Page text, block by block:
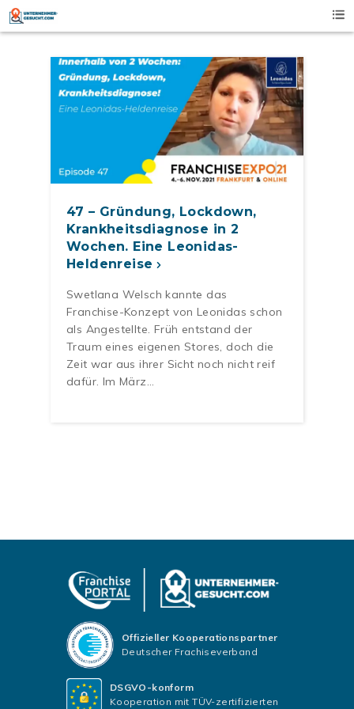
Skip
content
47 – Gründung, Lockdown,
Krankheitsdiagnose in 2
Wochen. Eine Leonidas-
Heldenreise
Swetlana Welsch kannte das
Franchise-Konzept von Leonidas schon
als Angestellte. Früh entstand der
Traum eines eigenen Stores, doch die
Zeit war aus ihrer Sicht noch nicht reif
dafür. Im März…
Offizieller Kooperationspartner
Deutscher Frachiseverband
DSGVO-konform
Kooperation mit TÜV-zertifizierten